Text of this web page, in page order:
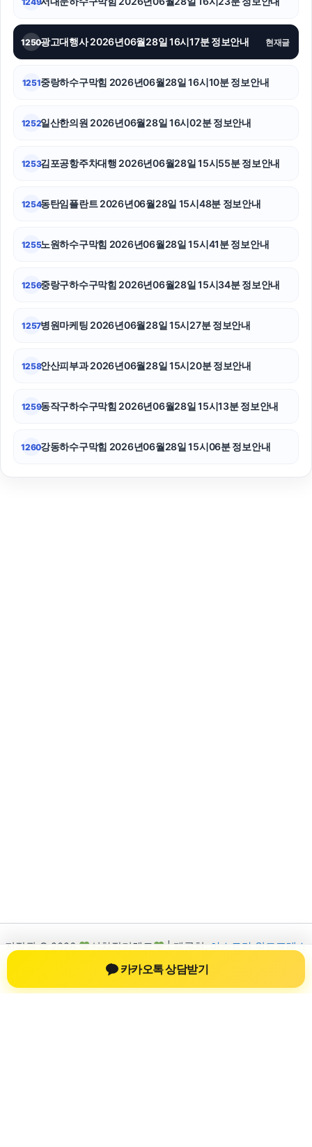
불륜증거
고양이보호소
인천탐정사무소
도봉하수구막힘
1250광고대행사 2026년06월28일 16시17분 정보안내 현재글
1251중랑하수구막힘 2026년06월28일 16시10분 정보안내
1252일산한의원 2026년06월28일 16시02분 정보안내
1253김포공항주차대행 2026년06월28일 15시55분 정보안내
1254동탄임플란트 2026년06월28일 15시48분 정보안내
1255노원하수구막힘 2026년06월28일 15시41분 정보안내
1256중랑구하수구막힘 2026년06월28일 15시34분 정보안내
1257병원마케팅 2026년06월28일 15시27분 정보안내
1258안산피부과 2026년06월28일 15시20분 정보안내
1259동작구하수구막힘 2026년06월28일 15시13분 정보안내
1260강동하수구막힘 2026년06월28일 15시06분 정보안내
저작권 © 2026 신차장기렌트 | 제공처:
아스트라 워드프레스
테마
카카오톡 상담받기